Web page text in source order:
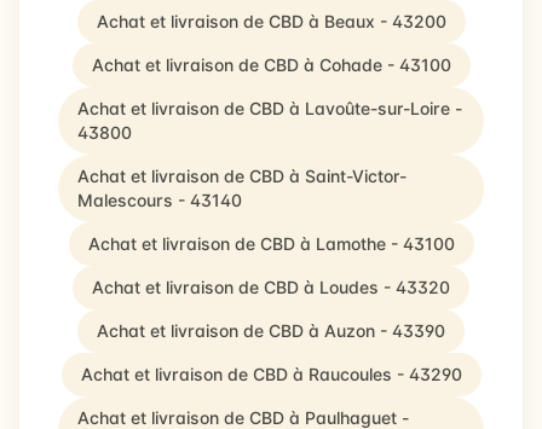
Achat et livraison de CBD à Beaux - 43200
Achat et livraison de CBD à Cohade - 43100
Achat et livraison de CBD à Lavoûte-sur-Loire -
43800
Achat et livraison de CBD à Saint-Victor-
Malescours - 43140
Achat et livraison de CBD à Lamothe - 43100
Achat et livraison de CBD à Loudes - 43320
Achat et livraison de CBD à Auzon - 43390
Achat et livraison de CBD à Raucoules - 43290
Achat et livraison de CBD à Paulhaguet -